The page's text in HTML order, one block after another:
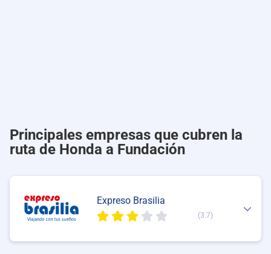
Principales empresas que cubren la
ruta de Honda a Fundación
Expreso Brasilia
(3.7)